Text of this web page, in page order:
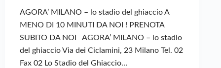
AGORA’ MILANO – lo stadio del ghiaccio A
MENO DI 10 MINUTI DA NOI ! PRENOTA
SUBITO DA NOI AGORA’ MILANO – lo stadio
del ghiaccio Via dei Ciclamini, 23 Milano Tel. 02
Fax 02 Lo Stadio del Ghiaccio…